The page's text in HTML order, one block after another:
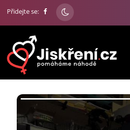
Přidejte se: